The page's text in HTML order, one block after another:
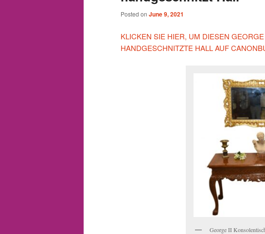
Posted on June 9, 2021
KLICKEN SIE HIER, UM DIESEN
HANDGESCHNITZTE HALL AUF
George II